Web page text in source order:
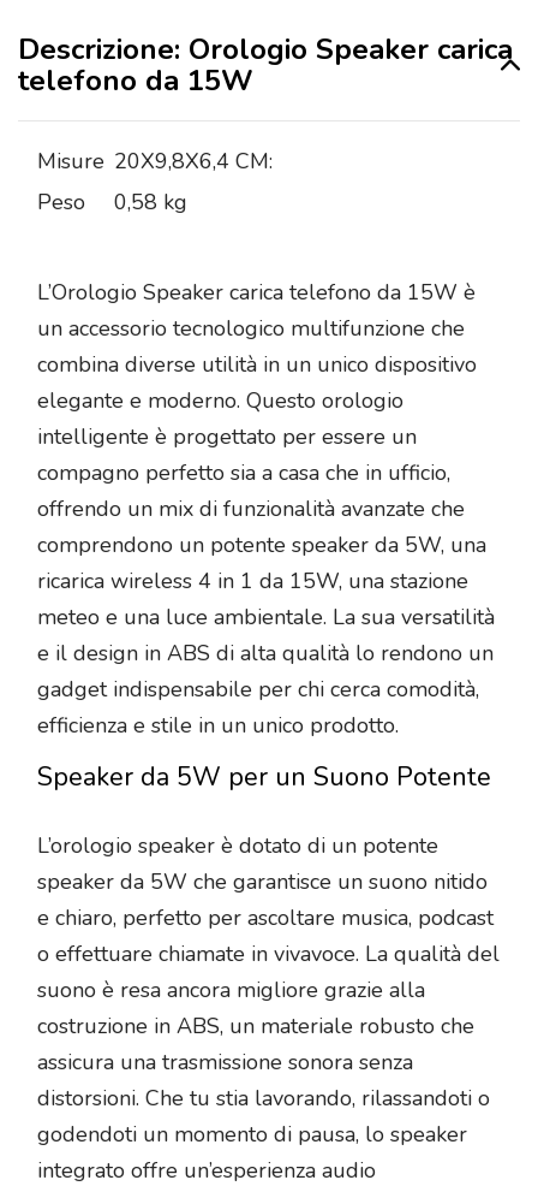
Descrizione: Orologio Speaker carica
telefono da 15W
Misure 20X9,8X6,4 CM:
Peso
0,58 kg
L’Orologio Speaker carica telefono da 15W è
un accessorio tecnologico multifunzione che
combina diverse utilità in un unico dispositivo
elegante e moderno. Questo orologio
intelligente è progettato per essere un
compagno perfetto sia a casa che in ufficio,
offrendo un mix di funzionalità avanzate che
comprendono un potente speaker da 5W, una
ricarica wireless 4 in 1 da 15W, una stazione
meteo e una luce ambientale. La sua versatilità
e il design in ABS di alta qualità lo rendono un
gadget indispensabile per chi cerca comodità,
efficienza e stile in un unico prodotto.
Speaker da 5W per un Suono Potente
L’orologio speaker è dotato di un potente
speaker da 5W che garantisce un suono nitido
e chiaro, perfetto per ascoltare musica, podcast
o effettuare chiamate in vivavoce. La qualità del
suono è resa ancora migliore grazie alla
costruzione in ABS, un materiale robusto che
assicura una trasmissione sonora senza
distorsioni. Che tu stia lavorando, rilassandoti o
godendoti un momento di pausa, lo speaker
integrato offre un’esperienza audio